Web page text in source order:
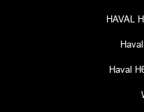
HAVAL
Haval